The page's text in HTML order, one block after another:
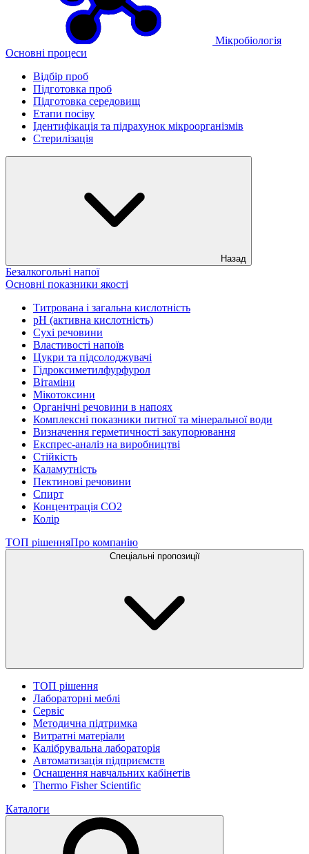
Мікробіологія
Основні процеси
Відбір проб
Підготовка проб
Підготовка середовищ
Етапи посіву
Ідентифікація та підрахунок мікроорганізмів
Стерилізація
Назад
Безалкогольні напої
Основні показники якості
Титрована і загальна кислотність
рН (активна кислотність)
Сухі речовини
Властивості напоїв
Цукри та підсолоджувачі
Гідроксиметилфурфурол
Вітаміни
Мікотоксини
Органічні речовини в напоях
Комплексні показники питної та мінеральної води
Визначення герметичності закупорювання
Експрес-аналіз на виробництві
Стійкість
Каламутність
Пектинові речовини
Спирт
Концентрація СО2
Колір
ТОП рішенняПро компанію
Спеціальні пропозиції
ТОП рішення
Лабораторні меблі
Сервіс
Методична підтримка
Витратні матеріали
Калібрувальна лабораторія
Автоматизація підприємств
Оснащення навчальних кабінетів
Thermo Fisher Scientific
Каталоги